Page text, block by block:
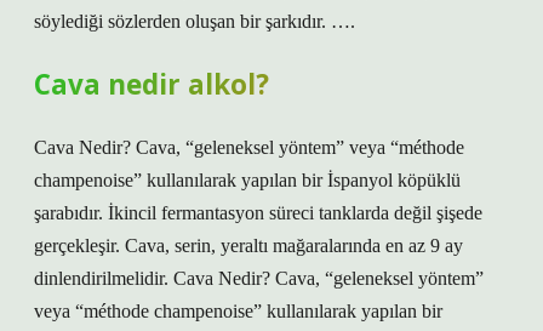
söylediği sözlerden oluşan bir şarkıdır. ….
Cava nedir alkol?
Cava Nedir? Cava, “geleneksel yöntem” veya “méthode
champenoise” kullanılarak yapılan bir İspanyol köpüklü
şarabıdır. İkincil fermantasyon süreci tanklarda değil şişede
gerçekleşir. Cava, serin, yeraltı mağaralarında en az 9 ay
dinlendirilmelidir. Cava Nedir? Cava, “geleneksel yöntem”
veya “méthode champenoise” kullanılarak yapılan bir